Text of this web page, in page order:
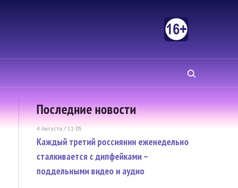
Последние новости
4 Августа / 11:05
Каждый третий россиянин еженедельно
сталкивается с дипфейками –
поддельными видео и аудио